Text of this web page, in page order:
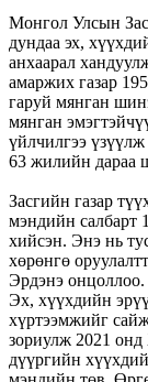
Монгол Улсын
дундаа эх,
анхаарал
амаржих газар
гаруй мянган
мянган
үйлчилгээ
63 жилийн дараа
Засгийн газар
мэндийн салбарт
хийсэн. Энэ нь
хөрөнгө
Эрдэнэ онцоллоо.
Эх, хүүхдийн
хүртээмжийг
зориулж 2021 онд
дүүргийн